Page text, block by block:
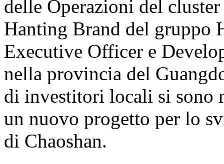
delle Operazioni del
Hanting Brand del gruppo
Executive Officer e
nella provincia del
di investitori locali si sono
un nuovo progetto per lo
di Chaoshan.